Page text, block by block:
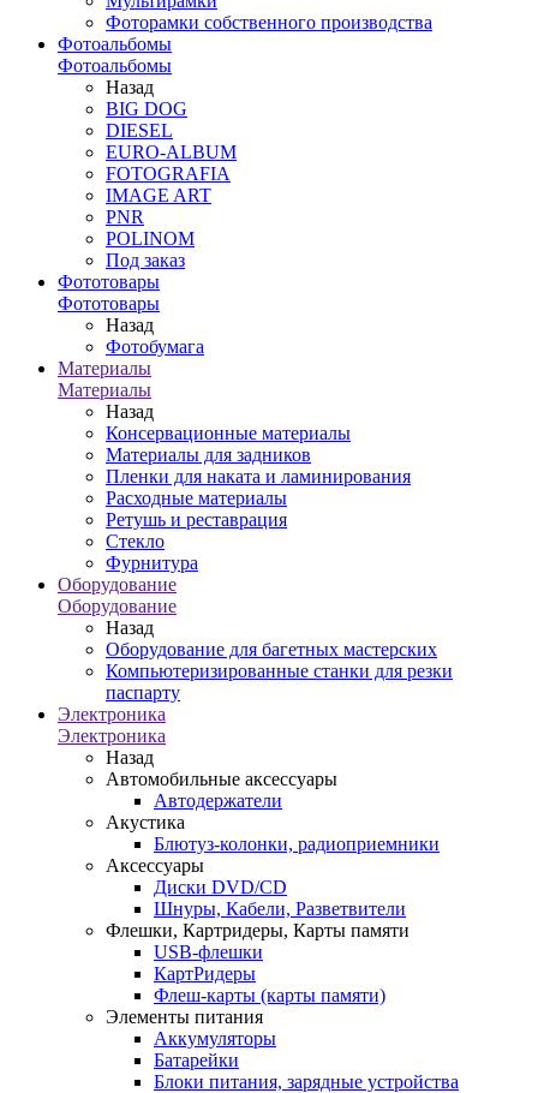
Фоторамки собственного производства
Фотоальбомы
Фотоальбомы
Назад
BIG DOG
DIESEL
EURO-ALBUM
FOTOGRAFIA
IMAGE ART
PNR
POLINOM
Под заказ
Фототовары
Фототовары
Назад
Фотобумага
Материалы
Материалы
Назад
Консервационные материалы
Материалы для задников
Пленки для наката и ламинирования
Расходные материалы
Ретушь и реставрация
Стекло
Фурнитура
Оборудование
Оборудование
Назад
Оборудование для багетных мастерских
Компьютеризированные станки для резки
паспарту
Электроника
Электроника
Назад
Автомобильные аксессуары
Автодержатели
Акустика
Блютуз-колонки, радиоприемники
Аксессуары
Диски DVD/CD
Шнуры, Кабели, Разветвители
Флешки, Картридеры, Карты памяти
USB-флешки
КартРидеры
Флеш-карты (карты памяти)
Элементы питания
Аккумуляторы
Батарейки
Блоки питания, зарядные устройства